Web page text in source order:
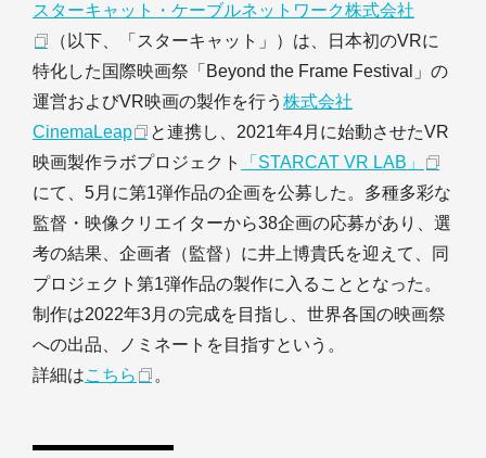
スターキャット・ケーブルネットワーク株式会社
（以下、「スターキャット」）は、日本初のVRに
特化した国際映画祭「Beyond the Frame Festival」の
運営およびVR映画の製作を行う 株式会社
CinemaLeap
と連携し、2021年4月に始動させたVR
映画製作ラボプロジェクト
「STARCAT VR LAB」
にて、5月に第1弾作品の企画を公募した。多種多彩な
監督・映像クリエイターから38企画の応募があり、選
考の結果、企画者（監督）に井上博貴氏を迎えて、同
プロジェクト第1弾作品の製作に入ることとなった。
制作は2022年3月の完成を目指し、世界各国の映画祭
への出品、ノミネートを目指すという。
詳細はこちら 。